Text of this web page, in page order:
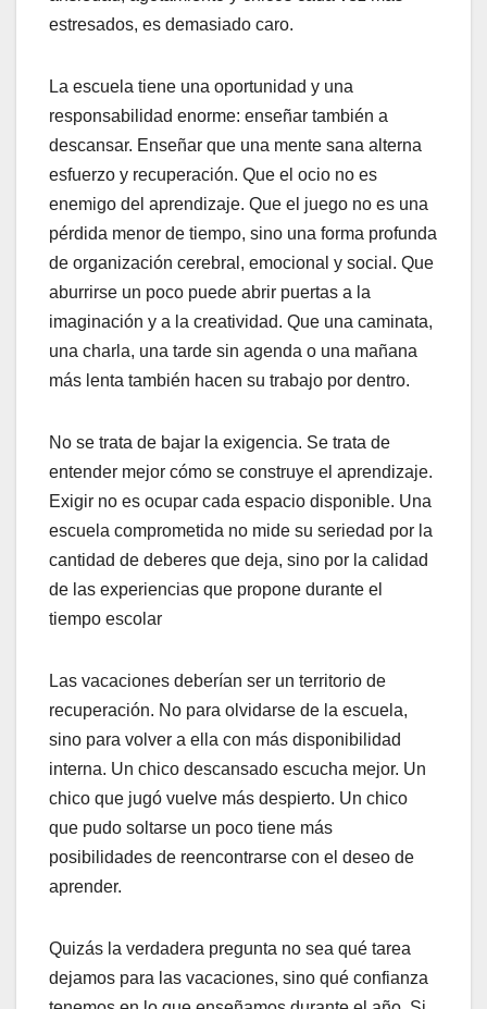
estresados, es demasiado caro.
La escuela tiene una oportunidad y una
responsabilidad enorme: enseñar también a
descansar. Enseñar que una mente sana alterna
esfuerzo y recuperación. Que el ocio no es
enemigo del aprendizaje. Que el juego no es una
pérdida menor de tiempo, sino una forma profunda
de organización cerebral, emocional y social. Que
aburrirse un poco puede abrir puertas a la
imaginación y a la creatividad. Que una caminata,
una charla, una tarde sin agenda o una mañana
más lenta también hacen su trabajo por dentro.
No se trata de bajar la exigencia. Se trata de
entender mejor cómo se construye el aprendizaje.
Exigir no es ocupar cada espacio disponible. Una
escuela comprometida no mide su seriedad por la
cantidad de deberes que deja, sino por la calidad
de las experiencias que propone durante el
tiempo escolar
Las vacaciones deberían ser un territorio de
recuperación. No para olvidarse de la escuela,
sino para volver a ella con más disponibilidad
interna. Un chico descansado escucha mejor. Un
chico que jugó vuelve más despierto. Un chico
que pudo soltarse un poco tiene más
posibilidades de reencontrarse con el deseo de
aprender.
Quizás la verdadera pregunta no sea qué tarea
dejamos para las vacaciones, sino qué confianza